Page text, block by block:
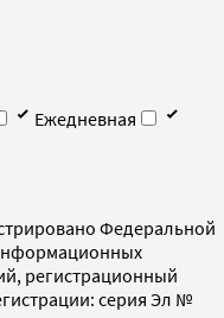
Ежедневная
Федеральной
регистрационный
серия Эл №